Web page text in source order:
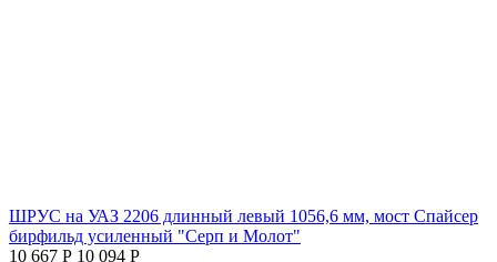
ШРУС на УАЗ 2206 длинный левый 1056,6 мм, мост Спайсер
бирфильд усиленный "Серп и Молот"
10 667 Р 10 094 Р